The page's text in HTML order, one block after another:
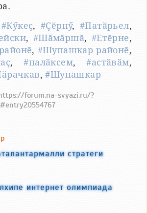
#Кӳкеҫ, #Ҫӗрпӳ, #Патӑрьел,
, #Шӑмӑршӑ, #Етӗрне,
, #Шупашкар районӗ,
,#палӑксем,#астӑвӑм,
,#Шупашкар
forum.na-svyazi.ru/?
стратеги
интернет олимпиада